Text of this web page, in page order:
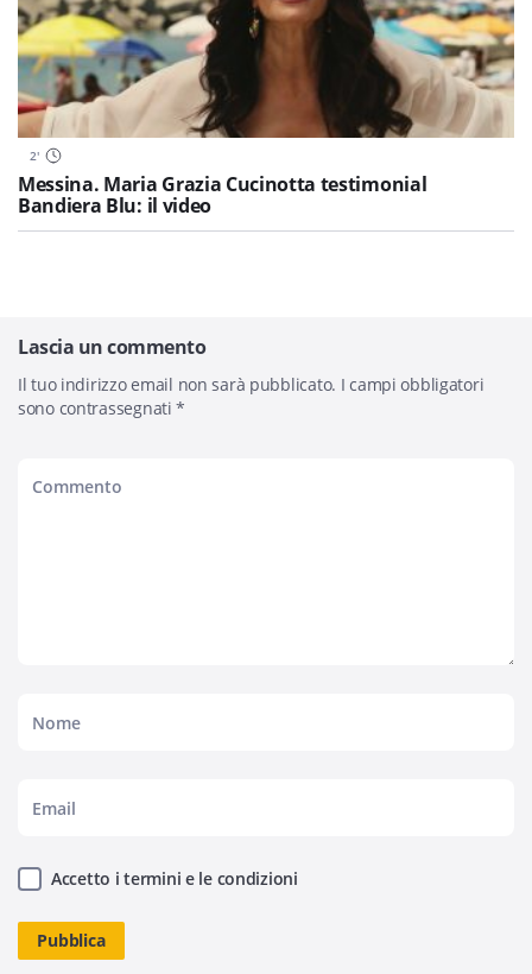
2'
Messina. Maria Grazia Cucinotta testimonial
Bandiera Blu: il video
Lascia un commento
Il tuo indirizzo email non sarà pubblicato. I campi obbligatori
sono contrassegnati*
Accetto i termini e le condizioni